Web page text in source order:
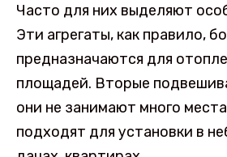
Часто для них выделяют
Эти агрегаты, как правило,
предназначаются для
площадей. Вторые
они не занимают много
подходят для установки в